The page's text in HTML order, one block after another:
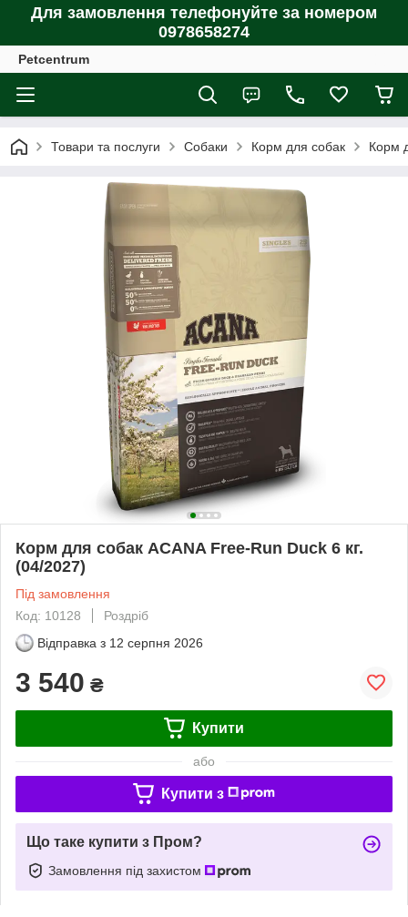
Для замовлення телефонуйте за номером
0978658274
Petcentrum
Товари та послуги Собаки Корм для собак Корм
Корм для собак ACANA Free-Run Duck 6 кг.
(04/2027)
Під замовлення
Код: 10128
Роздріб
Відправка з 12 серпня 2026
3 540 ₴
Купити
або
Купити з
Що таке купити з Пром?
Замовлення під захистом